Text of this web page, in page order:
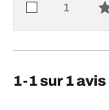
1
star
1-1 sur 1 avis